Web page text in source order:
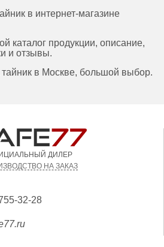
в интернет-магазине
каталог продукции, описание,
и отзывы.
тайник в Москве, большой выбор.
ДИЛЕР
НА ЗАКАЗ
32-28